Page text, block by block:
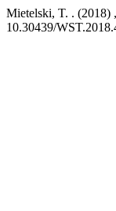
Mietelski, T. . (2018)
10.30439/